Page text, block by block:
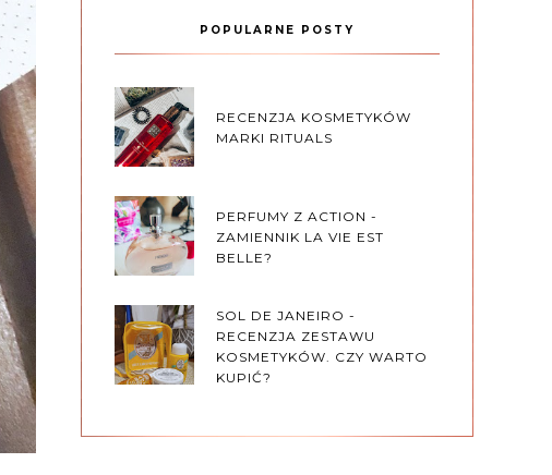
POPULARNE POSTY
RECENZJA KOSMETYKÓW
MARKI RITUALS
PERFUMY Z ACTION -
ZAMIENNIK LA VIE EST
BELLE?
SOL DE JANEIRO -
RECENZJA ZESTAWU
KOSMETYKÓW. CZY WARTO
KUPIĆ?